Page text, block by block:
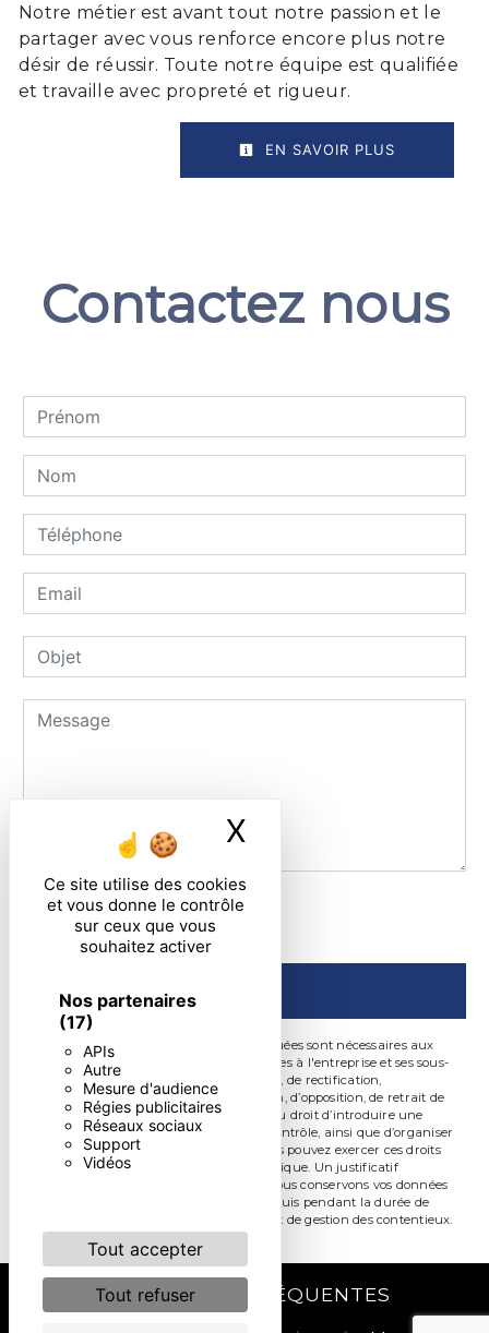
Ce site utilise des cookies
et vous donne le contrôle
sur ceux que vous
souhaitez activer
Nos partenaires
(17)
APIs
Autre
Mesure d'audience
Régies publicitaires
Réseaux sociaux
Support
Vidéos
Tout accepter
Tout refuser
X
Notre métier est avant tout notre passion et le
partager avec vous renforce encore plus notre
désir de réussir. Toute notre équipe est qualifiée
et travaille avec propreté et rigueur.
EN SAVOIR PLUS
Contactez nous
En cochant cette case, j'accepte les conditions
particulières ci-dessous **
** Les données personnelles communiquées sont nécessaires aux
fins de vous contacter. Elles sont destinées à l'entreprise et ses sous-
traitants. Vous disposez de droits d’accès, de rectification,
d’effacement, de portabilité, de limitation, d’opposition, de retrait de
votre consentement à tout moment et du droit d’introduire une
réclamation auprès d’une autorité de contrôle, ainsi que d’organiser
le sort de vos données post-mortem. Vous pouvez exercer ces droits
par voie postale ou par courrier électronique. Un justificatif
d'identité pourra vous être demandé. Nous conservons vos données
pendant la période de prise de contact puis pendant la durée de
prescription légale aux fins probatoire et de gestion des contentieux.
RECHERCHES FRÉQUENTES